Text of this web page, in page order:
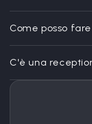
Come posso
C'è una